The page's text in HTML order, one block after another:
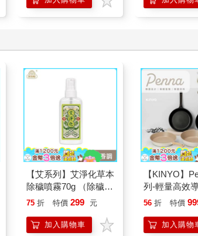
【艾系列】艾淨化草本
除穢噴霧70g （除穢/
平安/淨化/艾草/芙蓉/
另有多瓶組優惠賣場
75 折 特價 299 元
加入購物車
【KINYO】
列-輕量高效
平煎鍋30cm
56 折 特價
加入購物